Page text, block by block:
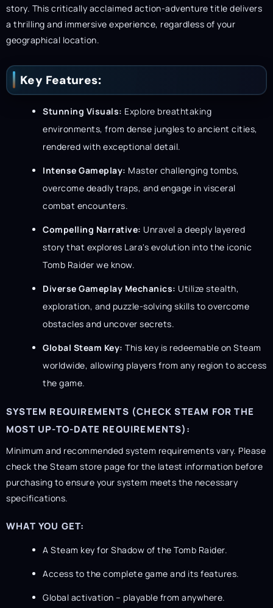
story. This critically acclaimed action-adventure title delivers
a thrilling and immersive experience, regardless of your
geographical location.
Key Features:
Stunning Visuals: Explore breathtaking
environments, from dense jungles to ancient cities,
rendered with exceptional detail.
Intense Gameplay: Master challenging tombs,
overcome deadly traps, and engage in visceral
combat encounters.
Compelling Narrative: Unravel a deeply layered
story that explores Lara's evolution into the iconic
Tomb Raider we know.
Diverse Gameplay Mechanics: Utilize stealth,
exploration, and puzzle-solving skills to overcome
obstacles and uncover secrets.
Global Steam Key: This key is redeemable on Steam
worldwide, allowing players from any region to access
the game.
SYSTEM REQUIREMENTS (CHECK STEAM FOR THE
MOST UP-TO-DATE REQUIREMENTS):
Minimum and recommended system requirements vary. Please
check the Steam store page for the latest information before
purchasing to ensure your system meets the necessary
specifications.
WHAT YOU GET:
A Steam key for Shadow of the Tomb Raider.
Access to the complete game and its features.
Global activation – playable from anywhere.